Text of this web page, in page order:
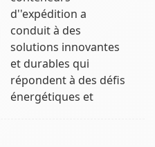
d''expédition a
conduit à des
solutions innovantes
et durables qui
répondent à des défis
énergétiques et